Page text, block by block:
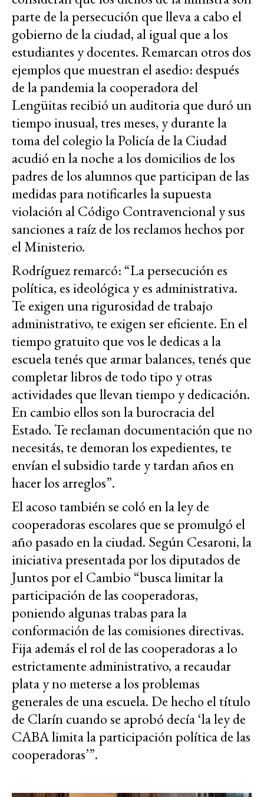
parte de la persecución que lleva a cabo el
gobierno de la ciudad, al igual que a los
estudiantes y docentes. Remarcan otros dos
ejemplos que muestran el asedio: después
de la pandemia la cooperadora del
Lengüitas recibió un auditoria que duró un
tiempo inusual, tres meses, y durante la
toma del colegio la Policía de la Ciudad
acudió en la noche a los domicilios de los
padres de los alumnos que participan de las
medidas para notificarles la supuesta
violación al Código Contravencional y sus
sanciones a raíz de los reclamos hechos por
el Ministerio.
Rodríguez remarcó: “La persecución es
política, es ideológica y es administrativa.
Te exigen una rigurosidad de trabajo
administrativo, te exigen ser eficiente. En el
tiempo gratuito que vos le dedicas a la
escuela tenés que armar balances, tenés que
completar libros de todo tipo y otras
actividades que llevan tiempo y dedicación.
En cambio ellos son la burocracia del
Estado. Te reclaman documentación que no
necesitás, te demoran los expedientes, te
envían el subsidio tarde y tardan años en
hacer los arreglos”.
El acoso también se coló en la ley de
cooperadoras escolares que se promulgó el
año pasado en la ciudad. Según Cesaroni, la
iniciativa presentada por los diputados de
Juntos por el Cambio “busca limitar la
participación de las cooperadoras,
poniendo algunas trabas para la
conformación de las comisiones directivas.
Fija además el rol de las cooperadoras a lo
estrictamente administrativo, a recaudar
plata y no meterse a los problemas
generales de una escuela. De hecho el título
de Clarín cuando se aprobó decía ‘la ley de
CABA limita la participación política de las
cooperadoras’”.